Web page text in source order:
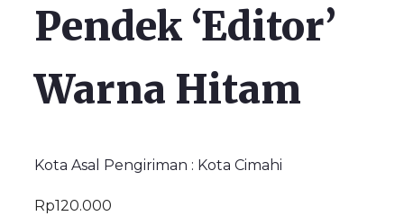
Pendek ‘Editor’
Warna Hitam
Kota Asal Pengiriman : Kota Cimahi
Rp120.000